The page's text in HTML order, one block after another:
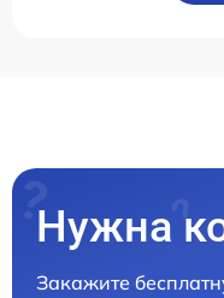
Нужна
Закажите